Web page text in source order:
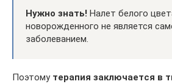
Нужно знать! Налет белого
новорожденного не является
заболеванием.
Поэтому терапия заключается в